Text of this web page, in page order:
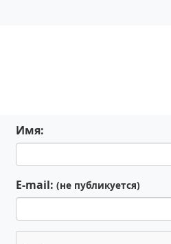
Имя:
E-mail: (не публикуется)